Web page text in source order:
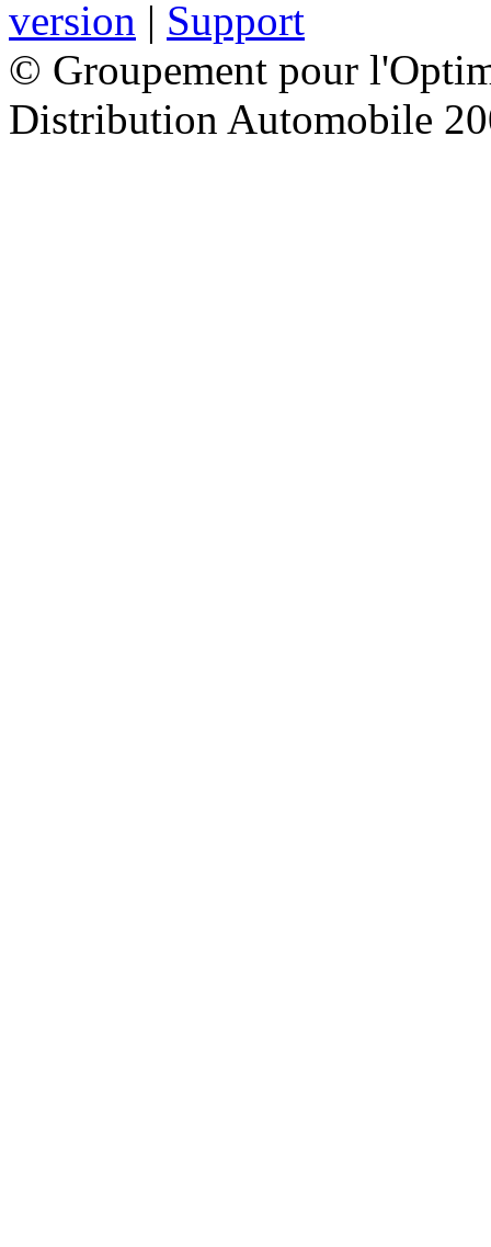
version | Support
© Groupement pour
Distribution Automobile